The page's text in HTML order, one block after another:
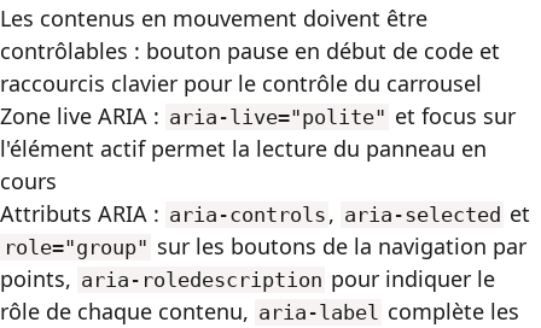
Les contenus en mouvement doivent être
contrôlables : bouton pause en début de code et
raccourcis clavier pour le contrôle du carrousel
Zone live ARIA : aria-live="polite" et focus sur
l'élément actif permet la lecture du panneau en
cours
Attributs ARIA : aria-controls , aria-selected et
role="group" sur les boutons de la navigation par
points, aria-roledescription pour indiquer le
rôle de chaque contenu, aria-label complète les